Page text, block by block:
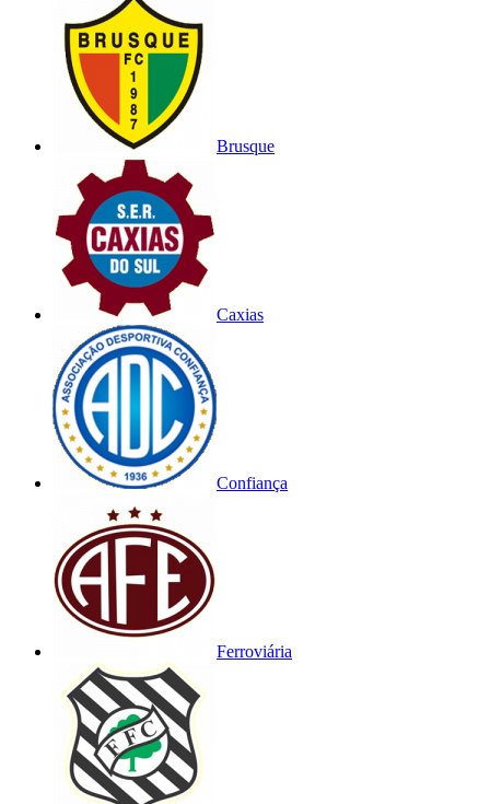
Brusque
Caxias
Confiança
Ferroviária